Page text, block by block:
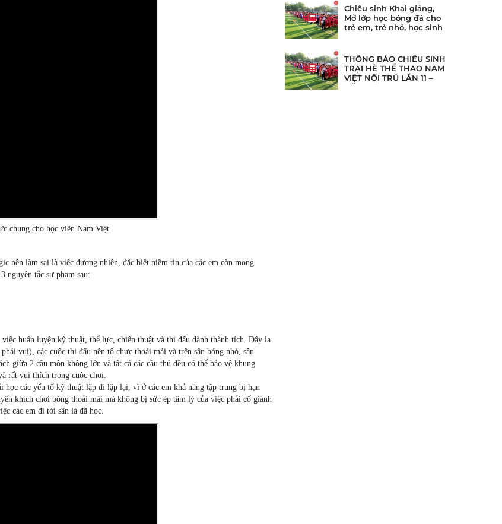
chung cho học viên Nam Việt
nên làm sai là việc đương nhiên, đặc biệt niềm tin của các em còn mong
nguyên tắc sư phạm sau:
huấn luyện kỹ thuật, thể lực, chiến thuật và thi đấu dành thành tích. Đây la
vui), các cuộc thi đấu nên tổ chưc thoải mái và trên sân bóng nhỏ, sân
giữa 2 cầu môn không lớn và tất cả các cầu thủ đều có thể bảo vệ khung
rất vui thích trong cuộc chơi.
các yếu tố kỹ thuật lặp đi lặp lại, vì ở các em khả năng tập trung bị hạn
khích chơi bóng thoải mái mà không bị sức ép tâm lý của việc phải cố giành
các em đi tới sân là đã học.
Chiêu sinh Khai giảng,
Mở lớp học bóng đá cho
trẻ em, trẻ nhỏ, học sinh
THÔNG BÁO CHIÊU SINH
TRẠI HÈ THỂ THAO NAM
VIỆT NỘI TRÚ LẦN 11 –